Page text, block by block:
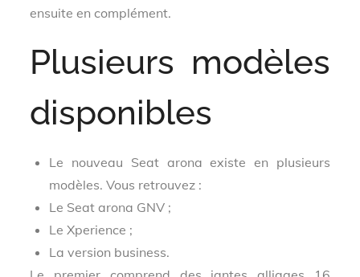
ensuite en complément.
Plusieurs modèles
disponibles
Le nouveau Seat arona existe en plusieurs
modèles. Vous retrouvez :
Le Seat arona GNV ;
Le Xperience ;
La version business.